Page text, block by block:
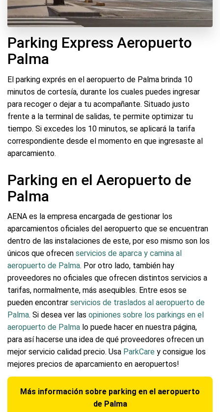
Parking Express Aeropuerto
Palma
El parking exprés en el aeropuerto de Palma brinda 10
minutos de cortesía, durante los cuales puedes ingresar
para recoger o dejar a tu acompañante. Situado justo
frente a la terminal de salidas, te permite optimizar tu
tiempo. Si excedes los 10 minutos, se aplicará la tarifa
correspondiente desde el momento en que ingresaste al
aparcamiento.
Parking en el Aeropuerto de
Palma
AENA es la empresa encargada de gestionar los
aparcamientos oficiales del aeropuerto que se encuentran
dentro de las instalaciones de este, por eso mismo son los
únicos que ofrecen servicios de aparca y camina al
aeropuerto de Palma. Por otro lado, también hay
proveedores no oficiales que ofrecen distintos servicios a
tarifas, normalmente, más asequibles. Entre esos se
pueden encontrar servicios de traslados al aeropuerto de
Palma. Si desea ver las opiniones sobre los parkings en el
aeropuerto de Palma lo puede hacer en nuestra página,
para así hacerse una idea de qué proveedores ofrecen un
mejor servicio calidad precio. Usa ParkCare y consigue los
mejores precios de aparcamiento en aeropuertos!
Más información sobre parking en el aeropuerto
de Palma